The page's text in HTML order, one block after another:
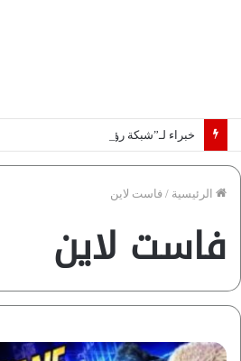
خبراء لـ”شبكة رؤية”: «اتفاق مكة» يغيّر
الرئيسية / فاست لاين
فاست لاين